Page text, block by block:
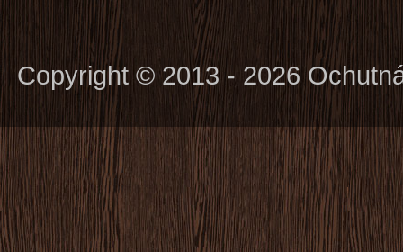
Copyright © 2013 - 2026